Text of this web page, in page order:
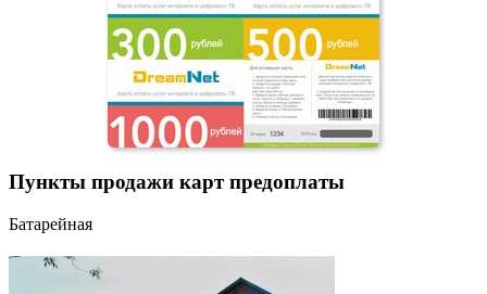
Пункты продажи карт предоплаты
Батарейная